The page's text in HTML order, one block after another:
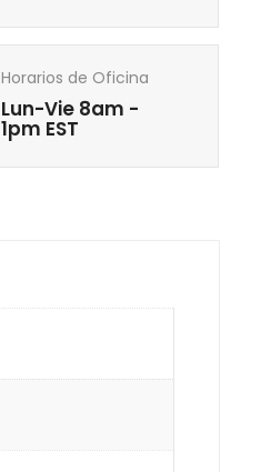
Horarios de Oficina
Lun-Vie 8am -
1pm EST